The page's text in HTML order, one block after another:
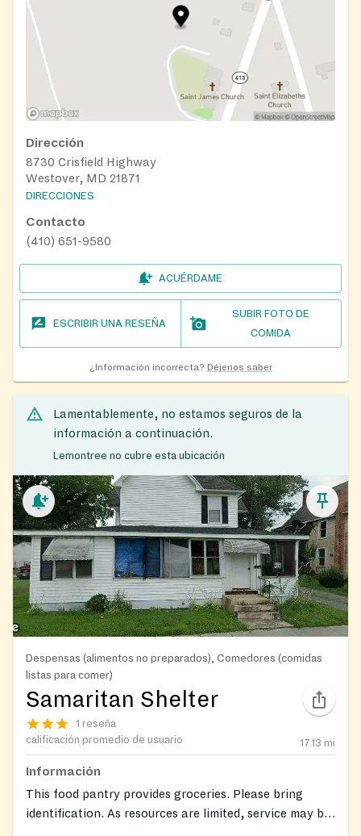
Dirección
8730 Crisfield Highway
Westover, MD 21871
DIRECCIONES
Contacto
(410) 651-9580
ACUÉRDAME
ESCRIBIR UNA RESEÑA
SUBIR FOTO DE
COMIDA
¿Información incorrecta? Déjenos saber
Lamentablemente, no estamos seguros de la
información a continuación.
Lemontree no cubre esta ubicación
Despensas (alimentos no preparados), Comedores (comidas
listas para comer)
Samaritan Shelter
1 reseña
calificación promedio de usuario
17.13 mi
Información
This food pantry provides groceries. Please bring
identification. As resources are limited, service may be